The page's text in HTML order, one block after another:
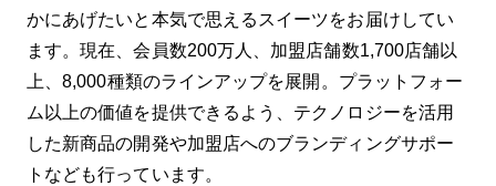
かにあげたいと本気で思えるスイーツをお届けしてい
ます。現在、会員数200万人、加盟店舗数1,700店舗以
上、8,000種類のラインアップを展開。プラットフォー
ム以上の価値を提供できるよう、テクノロジーを活用
した新商品の開発や加盟店へのブランディングサポー
トなども行っています。